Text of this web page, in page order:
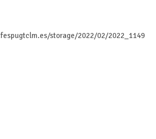
storage/2022/02/2022_1149